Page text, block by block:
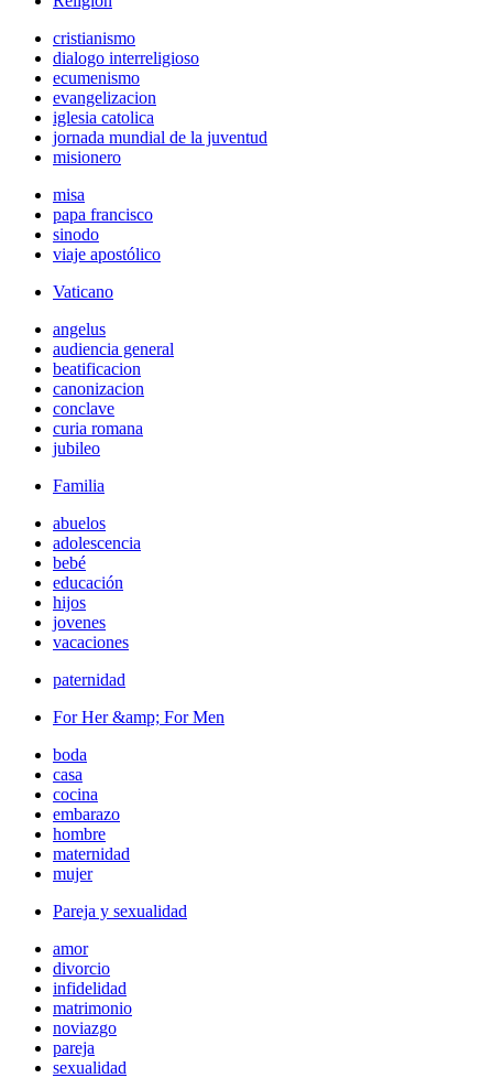
cristianismo
dialogo interreligioso
ecumenismo
evangelizacion
iglesia catolica
jornada mundial de la juventud
misionero
misa
papa francisco
sinodo
viaje apostólico
Vaticano
angelus
audiencia general
beatificacion
canonizacion
conclave
curia romana
jubileo
Familia
abuelos
adolescencia
bebé
educación
hijos
jovenes
vacaciones
paternidad
For Her &amp; For Men
boda
casa
cocina
embarazo
hombre
maternidad
mujer
Pareja y sexualidad
amor
divorcio
infidelidad
matrimonio
noviazgo
pareja
sexualidad